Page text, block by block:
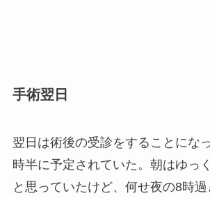
手術翌日
翌日は術後の受診をすることにな
時半に予定されていた。朝はゆっ
と思っていたけど、何せ夜の8時